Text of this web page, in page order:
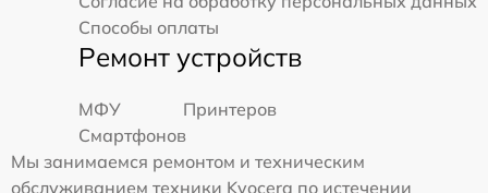
Способы оплаты
Ремонт устройств
МФУ
Принтеров
Смартфонов
Мы занимаемся ремонтом и техническим
обслуживанием техники Kyocera по истечении